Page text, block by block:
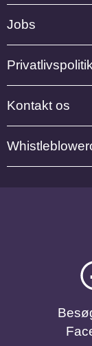
Jobs
Privatlivspolitik
Kontakt os